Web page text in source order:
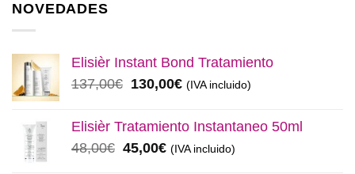
NOVEDADES
Elisièr Instant Bond Tratamiento
137,00€ El
original
137,00€.
130,00€El
actual
130,00€.
(IVA incluido)
Elisièr Tratamiento Instantaneo 50ml
48,00€ El
45,00€El(IVA incluido)